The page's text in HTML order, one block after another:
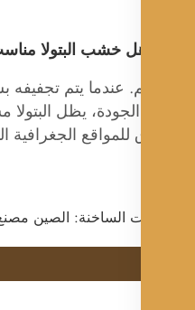
البتولا مناسب
عندما يتم تجفيفه بشكل
يظل البتولا مستقرًا
الجغرافية المتنوعة.
الساخنة: الصين مصنع خزائن